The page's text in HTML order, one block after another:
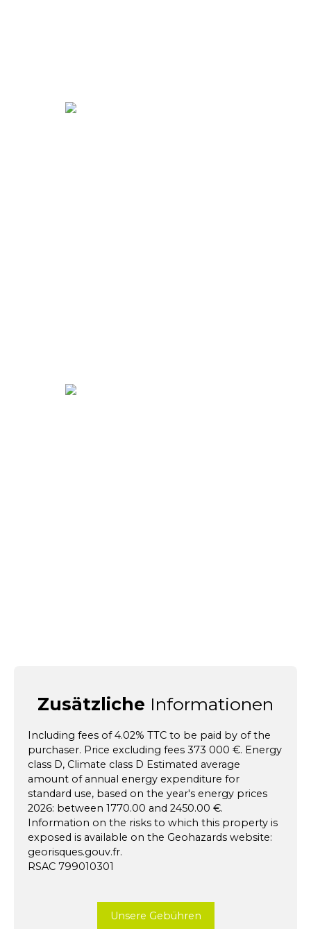
Zusätzliche Informationen
Including fees of 4.02% TTC to be paid by of the
purchaser. Price excluding fees 373 000 €. Energy
class D, Climate class D Estimated average
amount of annual energy expenditure for
standard use, based on the year's energy prices
2026: between 1770.00 and 2450.00 €.
Information on the risks to which this property is
exposed is available on the Geohazards website:
georisques.gouv.fr.
RSAC 799010301
Unsere Gebühren